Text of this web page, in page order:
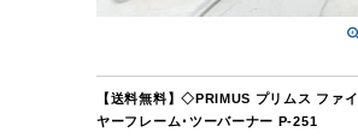
【送料無料】◇PRIMUS プリムス ファイ
ヤーフレーム･ツーバーナー P-251